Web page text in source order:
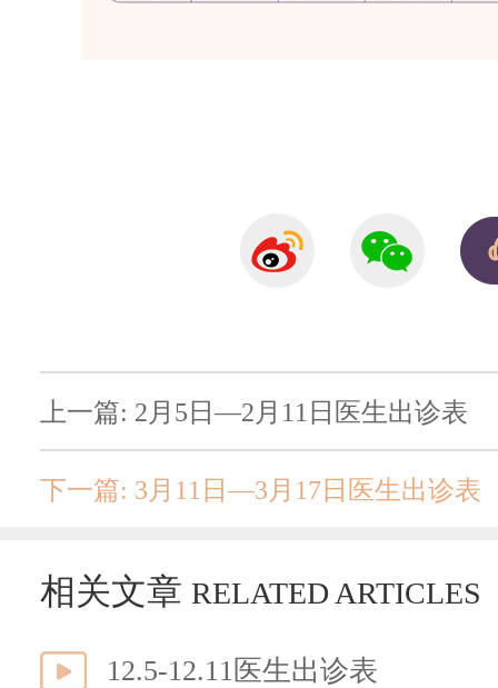
上一篇: 2月5日—2月11日医生出诊表
下一篇: 3月11日—3月17日医生出诊表
相关文章 RELATED ARTICLES
12.5-12.11医生出诊表